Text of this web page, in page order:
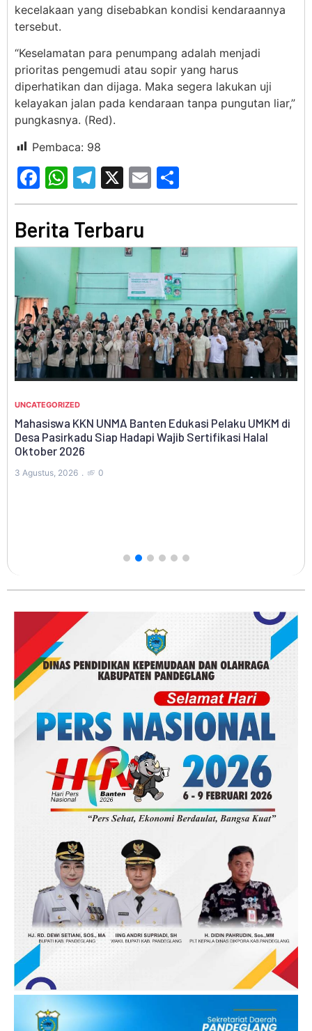
kecelakaan yang disebabkan kondisi kendaraannya
tersebut.
“Keselamatan para penumpang adalah menjadi
prioritas pengemudi atau sopir yang harus
diperhatikan dan dijaga. Maka segera lakukan uji
kelayakan jalan pada kendaraan tanpa pungutan liar,”
pungkasnya. (Red).
Pembaca: 98
Facebook
WhatsApp
Telegram
X Email
Berita Terbaru
UNCATEGORIZED
Mahasiswa KKN UNMA Banten Edukasi Pelaku UMKM di
Desa Pasirkadu Siap Hadapi Wajib Sertifikasi Halal
Oktober 2026
3 Agustus, 2026 0